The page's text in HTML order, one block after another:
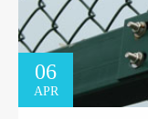
06
APR